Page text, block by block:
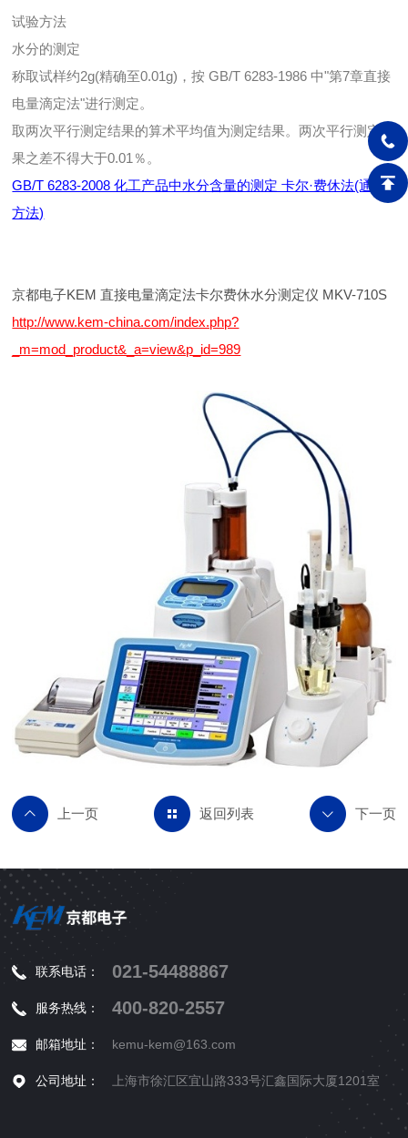
试验方法
水分的测定
称取试样约2g(精确至0.01g)，按 GB/T 6283-1986 中"第7章直接
电量滴定法"进行测定。
取两次平行测定结果的算术平均值为测定结果。两次平行测定结
果之差不得大于0.01％。
GB/T 6283-2008 化工产品中水分含量的测定 卡尔·费休法(通用
方法)
京都电子KEM 直接电量滴定法卡尔费休水分测定仪 MKV-710S
http://www.kem-china.com/index.php?
_m=mod_product&_a=view&p_id=989
返回列表
联系电话： 021-54488867
服务热线： 400-820-2557
邮箱地址： kemu-kem@163.com
公司地址： 上海市徐汇区宜山路333号汇鑫国际大厦1201室